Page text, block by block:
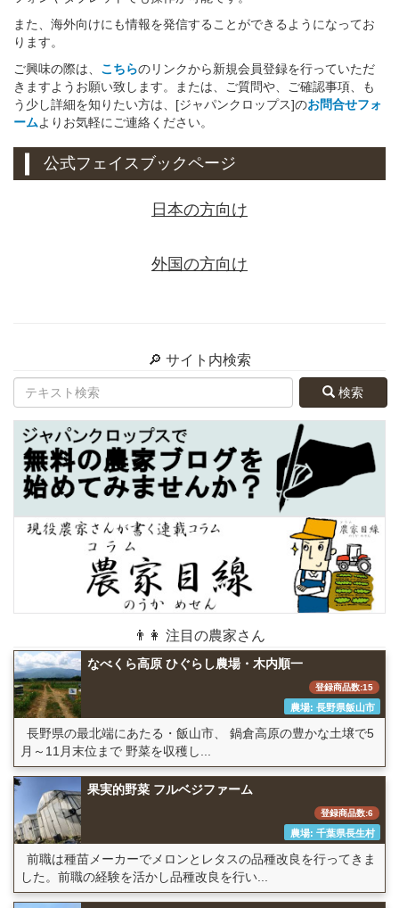
また、海外向けにも情報を発信することができるようになってお
ります。
ご興味の際は、 こちらのリンクから新規会員登録を行っていただ
きますようお願い致します。または、ご質問や、ご確認事項、も
う少し詳細を知りたい方は、[ジャパンクロップス]のお問合せフォ
ームよりお気軽にご連絡ください。
公式フェイスブックページ
日本の方向け
外国の方向け
🔎 サイト内検索
検索
👨👩 注目の農家さん
なべくら高原 ひぐらし農場・木内順一
登録商品数:15
農場: 長野県飯山市
長野県の最北端にあたる・飯山市、 鍋倉高原の豊かな土壌で5
月～11月末位まで 野菜を収穫し...
果実的野菜 フルベジファーム
登録商品数:6
農場: 千葉県長生村
前職は種苗メーカーでメロンとレタスの品種改良を行ってきま
した。前職の経験を活かし品種改良を行い...